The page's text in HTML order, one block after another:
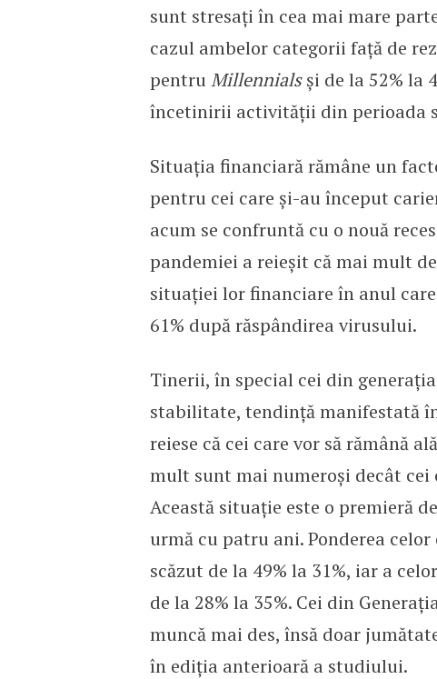
sunt stresați în cea mai mare
cazul ambelor categorii față de
pentru Millennialsși de la 52% la
încetinirii activității din perioada
Situația financiară rămâne un
pentru cei care și-au început
acum se confruntă cu o nouă
pandemiei a reieșit că mai mult
situației lor financiare în anul
61% după răspândirea virusului.
Tinerii, în special cei din generația
stabilitate, tendință manifestată
reiese că cei care vor să rămână
mult sunt mai numeroși decât cei
Această situație este o premieră
urmă cu patru ani. Ponderea
scăzut de la 49% la 31%, iar a
de la 28% la 35%. Cei din
muncă mai des, însă doar
în ediția anterioară a studiului.